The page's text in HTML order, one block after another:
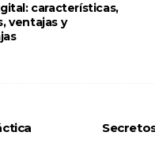
características,
ventajas y